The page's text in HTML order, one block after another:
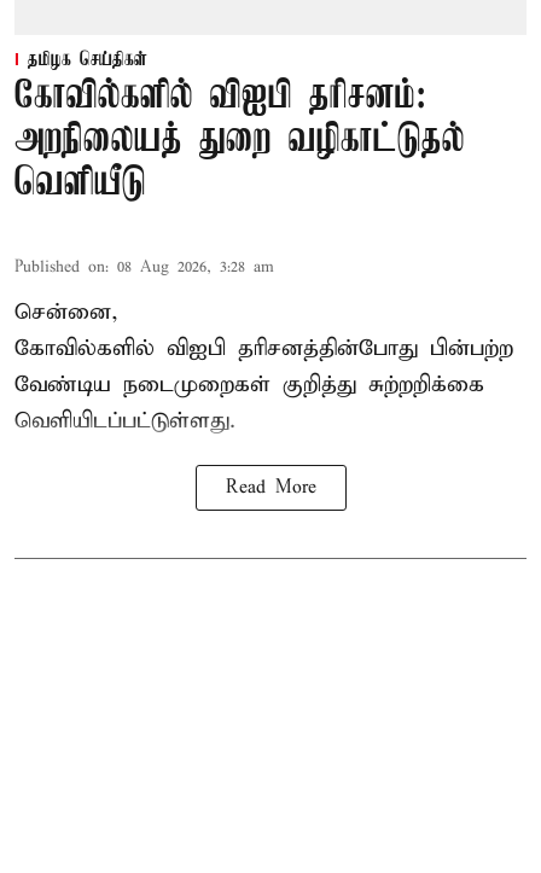
தமிழக செய்திகள்
கோவில்களில் விஐபி தரிசனம்:
அறநிலையத் துறை வழிகாட்டுதல்
வெளியீடு
Published on: 08 Aug 2026, 3:28 am
சென்னை,
கோவில்களில் விஐபி தரிசனத்தின்போது பின்பற்ற
வேண்டிய நடைமுறைகள் குறித்து சுற்றறிக்கை
வெளியிடப்பட்டுள்ளது.
Read More